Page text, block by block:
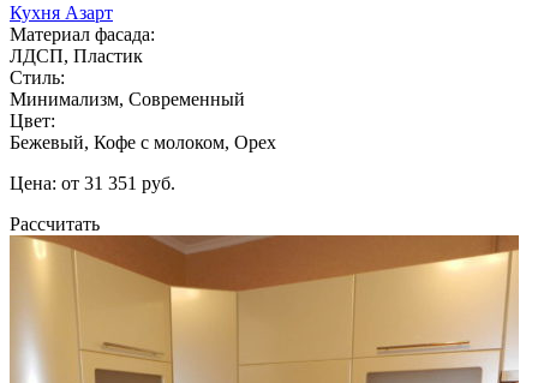
Кухня Азарт
Материал фасада:
ЛДСП, Пластик
Стиль:
Минимализм, Современный
Цвет:
Бежевый, Кофе с молоком, Орех
Цена: от 31 351 руб.
Рассчитать